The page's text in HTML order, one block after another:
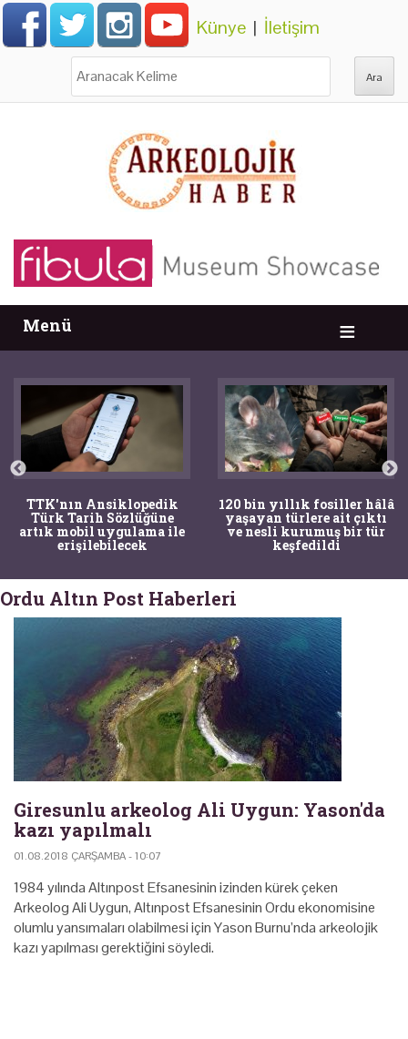
Künye | İletişim
Menü
TTK'nın Ansiklopedik
Türk Tarih Sözlüğüne
artık mobil uygulama ile
erişilebilecek
120 bin yıllık fosiller hâlâ
yaşayan türlere ait çıktı
ve nesli kurumuş bir tür
keşfedildi
Ordu Altın Post Haberleri
Giresunlu arkeolog Ali Uygun: Yason'da
kazı yapılmalı
01.08.2018 ÇARŞAMBA - 10:07
1984 yılında Altınpost Efsanesinin izinden kürek çeken
Arkeolog Ali Uygun, Altınpost Efsanesinin Ordu ekonomisine
olumlu yansımaları olabilmesi için Yason Burnu’nda arkeolojik
kazı yapılması gerektiğini söyledi.